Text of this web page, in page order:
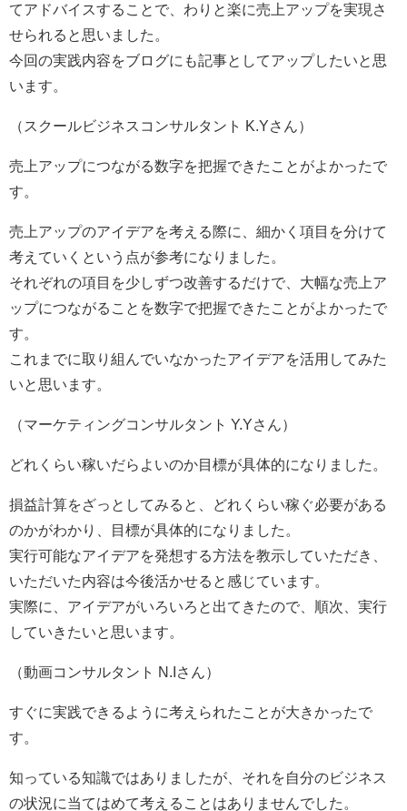
てアドバイスすることで、わりと楽に売上アップを実現さ
せられると思いました。
今回の実践内容をブログにも記事としてアップしたいと思
います。
（スクールビジネスコンサルタント K.Yさん）
売上アップにつながる数字を把握できたことがよかったで
す。
売上アップのアイデアを考える際に、細かく項目を分けて
考えていくという点が参考になりました。
それぞれの項目を少しずつ改善するだけで、大幅な売上ア
ップにつながることを数字で把握できたことがよかったで
す。
これまでに取り組んでいなかったアイデアを活用してみた
いと思います。
（マーケティングコンサルタント Y.Yさん）
どれくらい稼いだらよいのか目標が具体的になりました。
損益計算をざっとしてみると、どれくらい稼ぐ必要がある
のかがわかり、目標が具体的になりました。
実行可能なアイデアを発想する方法を教示していただき、
いただいた内容は今後活かせると感じています。
実際に、アイデアがいろいろと出てきたので、順次、実行
していきたいと思います。
（動画コンサルタント N.Iさん）
すぐに実践できるように考えられたことが大きかったで
す。
知っている知識ではありましたが、それを自分のビジネス
の状況に当てはめて考えることはありませんでした。